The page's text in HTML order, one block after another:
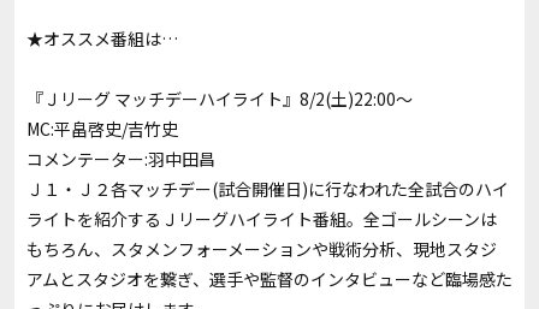
★オススメ番組は…
『Ｊリーグ マッチデーハイライト』8/2(土)22:00～
MC:平畠啓史/吉竹史
コメンテーター:羽中田昌
Ｊ１・Ｊ２各マッチデー(試合開催日)に行なわれた全試合のハイ
ライトを紹介するＪリーグハイライト番組。全ゴールシーンは
もちろん、スタメンフォーメーションや戦術分析、現地スタジ
アムとスタジオを繋ぎ、選手や監督のインタビューなど臨場感た